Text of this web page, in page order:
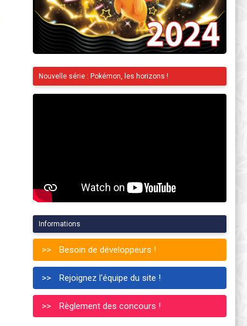
Nouvelle série : Pokémon, les horizons !
Informations
Besoin de développeurs !
Rejoignez l'équipe du site !
Règlement des concours !